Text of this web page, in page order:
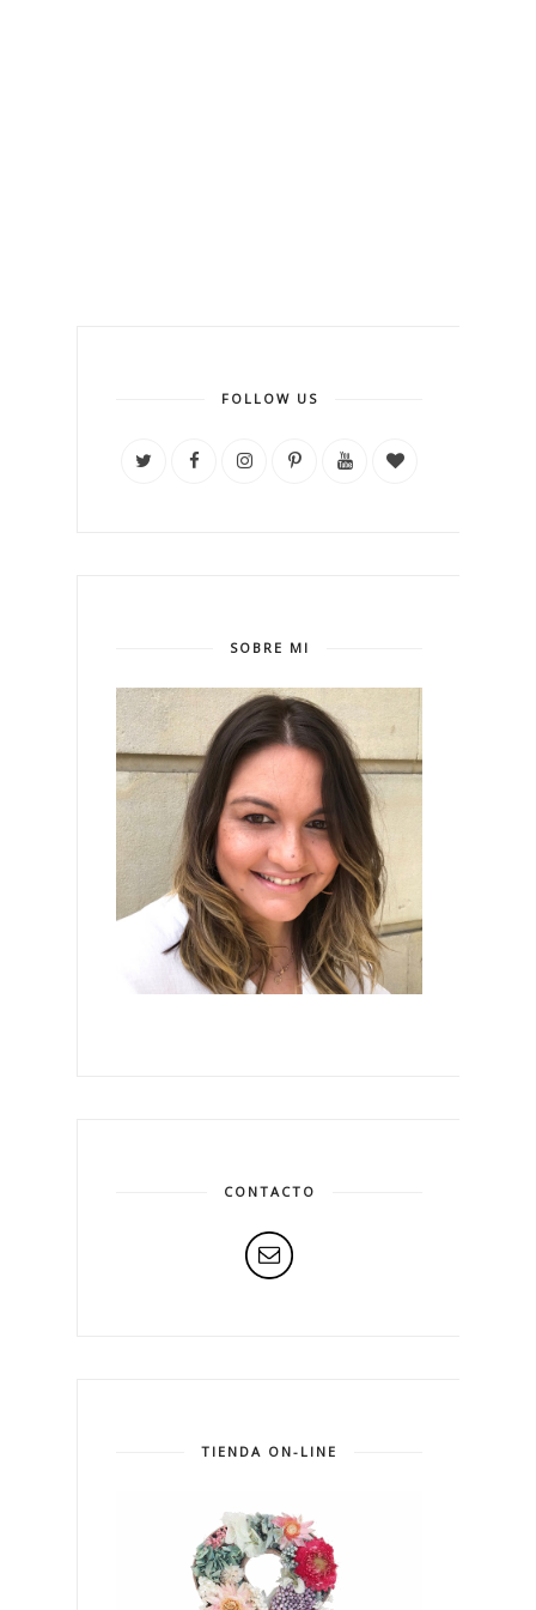
FOLLOW US
SOBRE MI
CONTACTO
TIENDA ON-LINE